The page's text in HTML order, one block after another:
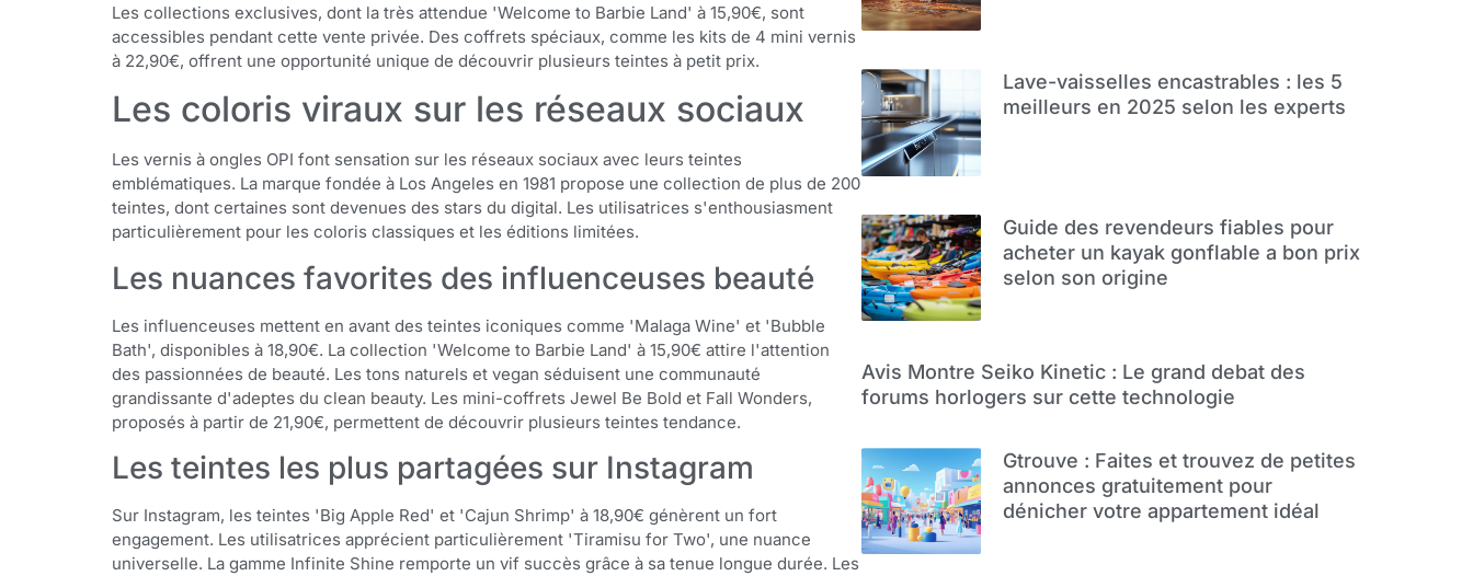
Les collections exclusives, dont la très attendue 'Welcome to Barbie Land' à 15,90€, sont
accessibles pendant cette vente privée. Des coffrets spéciaux, comme les kits de 4 mini vernis
à 22,90€, offrent une opportunité unique de découvrir plusieurs teintes à petit prix.
Les coloris viraux sur les réseaux sociaux
Les vernis à ongles OPI font sensation sur les réseaux sociaux avec leurs teintes
emblématiques. La marque fondée à Los Angeles en 1981 propose une collection de plus de 200
teintes, dont certaines sont devenues des stars du digital. Les utilisatrices s'enthousiasment
particulièrement pour les coloris classiques et les éditions limitées.
Les nuances favorites des influenceuses beauté
Les influenceuses mettent en avant des teintes iconiques comme 'Malaga Wine' et 'Bubble
Bath', disponibles à 18,90€. La collection 'Welcome to Barbie Land' à 15,90€ attire l'attention
des passionnées de beauté. Les tons naturels et vegan séduisent une communauté
grandissante d'adeptes du clean beauty. Les mini-coffrets Jewel Be Bold et Fall Wonders,
proposés à partir de 21,90€, permettent de découvrir plusieurs teintes tendance.
Les teintes les plus partagées sur Instagram
Sur Instagram, les teintes 'Big Apple Red' et 'Cajun Shrimp' à 18,90€ génèrent un fort
engagement. Les utilisatrices apprécient particulièrement 'Tiramisu for Two', une nuance
universelle. La gamme Infinite Shine remporte un vif succès grâce à sa tenue longue durée. Les
Lave-vaisselles encastrables : les 5
meilleurs en 2025 selon les experts
Guide des revendeurs fiables pour
acheter un kayak gonflable a bon prix
selon son origine
Avis Montre Seiko Kinetic : Le grand debat des
forums horlogers sur cette technologie
Gtrouve : Faites et trouvez de petites
annonces gratuitement pour
dénicher votre appartement idéal